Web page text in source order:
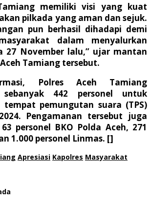
memiliki visi yang kuat
pilkada yang aman dan sejuk.
pun berhasil dihadapi demi
dalam menyalurkan
27 November lalu,” ujar mantan
Tamiang tersebut.
Polres Aceh Tamiang
sebanyak 442 personel untuk
tempat pemungutan suara (TPS)
Pengamanan tersebut juga
personel BKO Polda Aceh, 271
1.000 personel Linmas. []
Apresiasi Kapolres Masyarakat